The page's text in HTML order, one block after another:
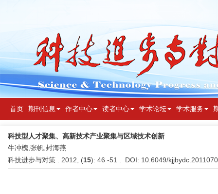
首页 期刊信息 作者中心 读者中心 学术论坛 学术服务
科技型人才聚集、高新技术产业聚集与区域技术创新
牛冲槐;张帆;封海燕
科技进步与对策 . 2012, (15): 46 -51 . DOI: 10.6049/